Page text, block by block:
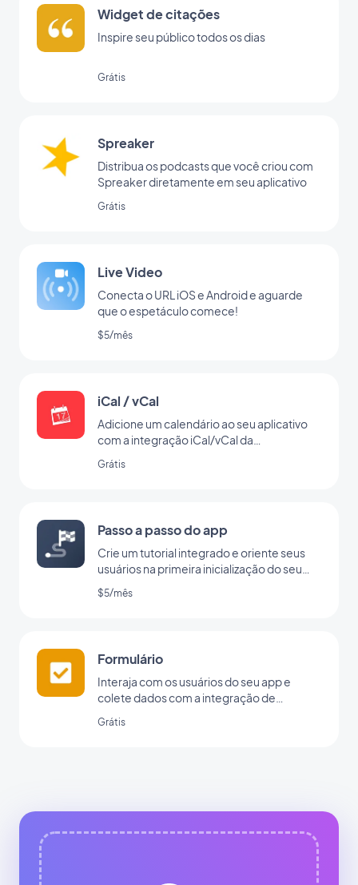
Widget de citações
Inspire seu público todos os dias
Grátis
Spreaker
Distribua os podcasts que você criou com
Spreaker diretamente em seu aplicativo
Grátis
Live Video
Conecta o URL iOS e Android e aguarde
que o espetáculo comece!
$5/mês
iCal / vCal
Adicione um calendário ao seu aplicativo
com a integração iCal/vCal da
Grátis
Passo a passo do app
Crie um tutorial integrado e oriente seus
usuários na primeira inicialização do seu
app
$5/mês
Formulário
Interaja com os usuários do seu app e
colete dados com a integração de
Grátis